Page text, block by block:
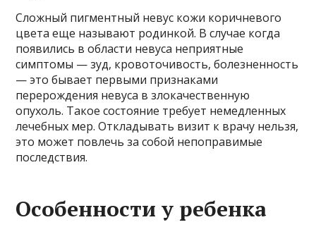
Сложный пигментный невус кожи коричневого
цвета еще называют родинкой. В случае когда
появились в области невуса неприятные
симптомы — зуд, кровоточивость, болезненность
— это бывает первыми признаками
перерождения невуса в злокачественную
опухоль. Такое состояние требует немедленных
лечебных мер. Откладывать визит к врачу нельзя,
это может повлечь за собой непоправимые
последствия.
Особенности у ребенка